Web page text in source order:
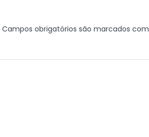
Campos obrigatórios são marcados com